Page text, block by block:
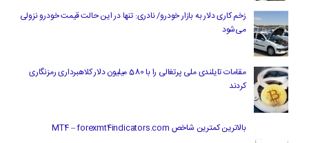
زخم کاری دلار به بازار خودرو/ نادری: تنها در این حالت قیمت خودرو نزولی
می‌شود
مقامات تایلندی ملی پرتغالی را با 580 میلیون دلار کلاهبرداری رمزنگاری
کردند
بالاترین کمترین شاخص MT4 – forexmt4indicators.com